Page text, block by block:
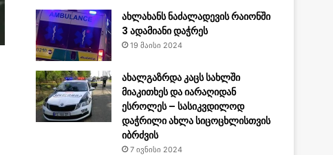
ახლახანს ნაძალადევის რაიონში
3 ადამიანი დაჭრეს
19 მაისი 2024
ახალგაზრდა კაცს სახლში
მიაკითხეს და იარაღიდან
ესროლეს – სასიკვდილოდ
დაჭრილი ახლა სიცოცხლისთვის
იბრძვის
7 ივნისი 2024